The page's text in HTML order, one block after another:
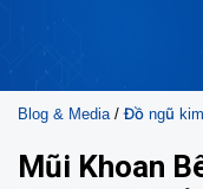
Blog & Media /Đồ ngũ kim
Mũi Khoan